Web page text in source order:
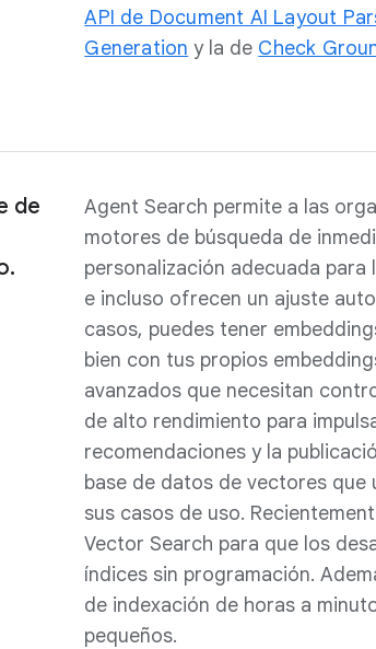
API de Document AI Layout
Generation y la de Check
de
Agent Search permite a las
motores de búsqueda de
personalización adecuada para
e incluso ofrecen un ajuste
casos, puedes tener
bien con tus propios
avanzados que necesitan
de alto rendimiento para
recomendaciones y la
base de datos de vectores que
sus casos de uso.
Vector Search para que los
índices sin programación.
de indexación de horas a
pequeños.